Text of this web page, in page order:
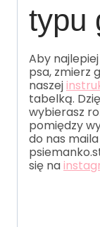
typu
Aby
psa, zmierz
naszej
tabelką.
wybierasz
pomiędzy
do nas
się na